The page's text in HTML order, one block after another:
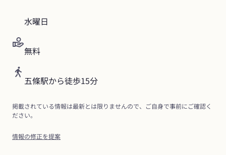
水曜日
無料
五條駅から徒歩15分
掲載されている情報は最新とは限りませんので、ご自身で事前にご確認く
ださい。
情報の修正を提案